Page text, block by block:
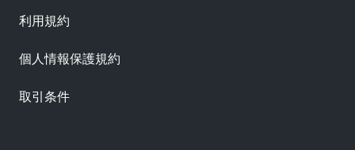
利用規約
個人情報保護規約
取引条件